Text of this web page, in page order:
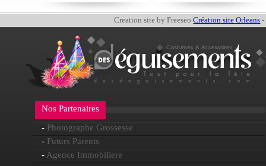
Creation site by FreeseoCréation site Orleans -
Nos Partenaires
- Photographe Grossesse
- Futurs Parents
- Agence Immobiliere